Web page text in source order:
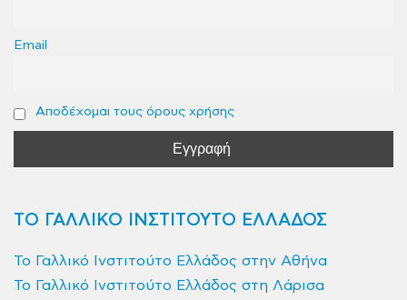
Email
Αποδέχομαι τους όρους χρήσης
ΤΟ ΓΑΛΛΙΚΟ ΙΝΣΤΙΤΟΥΤΟ ΕΛΛΑΔΟΣ
Το Γαλλικό Ινστιτούτο Ελλάδος στην Αθήνα
Το Γαλλικό Ινστιτούτο Ελλάδος στη Λάρισα